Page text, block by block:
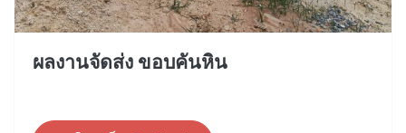
ผลงานจัดส่ง ขอบคันหิน